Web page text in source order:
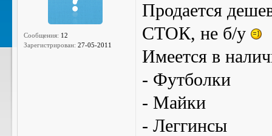
Сообщения: 12
Зарегистрирован: 27-05-2011
Продается
СТОК, не б/у
Имеется в
- Футболки
- Майки
- Леггинсы